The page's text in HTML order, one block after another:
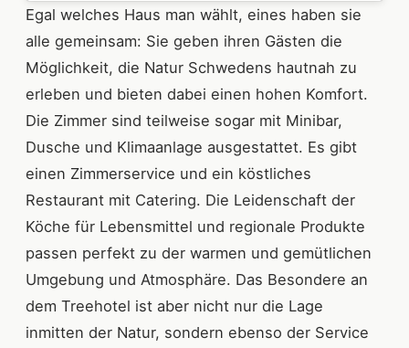
Egal welches Haus man wählt, eines haben sie
alle gemeinsam: Sie geben ihren Gästen die
Möglichkeit, die Natur Schwedens hautnah zu
erleben und bieten dabei einen hohen Komfort.
Die Zimmer sind teilweise sogar mit Minibar,
Dusche und Klimaanlage ausgestattet. Es gibt
einen Zimmerservice und ein köstliches
Restaurant mit Catering. Die Leidenschaft der
Köche für Lebensmittel und regionale Produkte
passen perfekt zu der warmen und gemütlichen
Umgebung und Atmosphäre. Das Besondere an
dem Treehotel ist aber nicht nur die Lage
inmitten der Natur, sondern ebenso der Service